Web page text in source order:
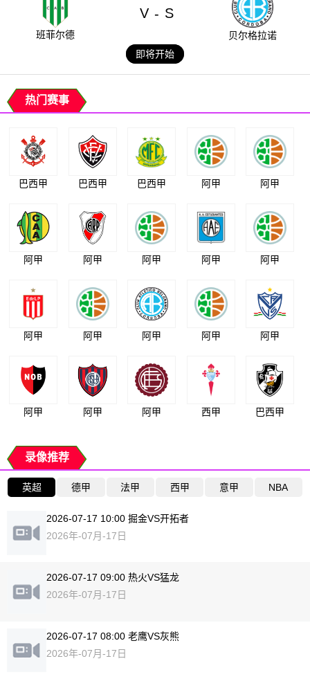
班菲尔德
V - S
贝尔格拉诺
即将开始
热门赛事
巴西甲 巴西甲 巴西甲 阿甲 阿甲
阿甲 阿甲 阿甲 阿甲 阿甲
阿甲 阿甲 阿甲 阿甲 阿甲
阿甲 阿甲 阿甲 西甲 巴西甲
录像推荐
英超 德甲 法甲 西甲 意甲 NBA
2026-07-17 10:00 掘金VS开拓者
2026年-07月-17日
2026-07-17 09:00 热火VS猛龙
2026年-07月-17日
2026-07-17 08:00 老鹰VS灰熊
2026年-07月-17日